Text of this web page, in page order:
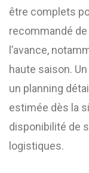
être complets
recommandé
l’avance,
haute saison.
un planning
estimée dès la
disponibilité de
logistiques.